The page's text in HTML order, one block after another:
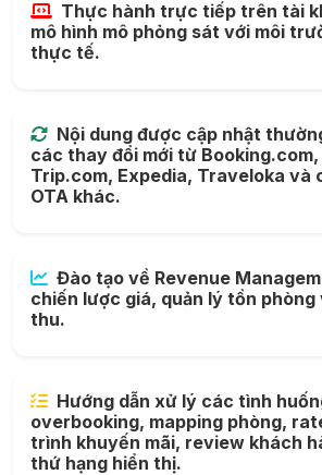
Thực hành trực tiếp trên tài
mô hình mô phỏng sát với môi
thực tế.
Nội dung được cập nhật
các thay đổi mới từ Booking.com,
Trip.com, Expedia, Traveloka và
OTA khác.
Đào tạo về Revenue
chiến lược giá, quản lý tồn
thu.
Hướng dẫn xử lý các tình
overbooking, mapping phòng,
trình khuyến mãi, review khách
thứ hạng hiển thị.